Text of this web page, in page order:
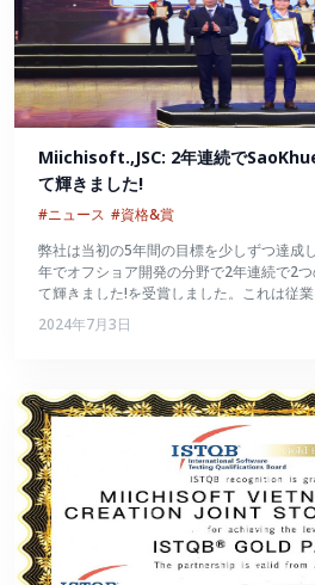
Miichisoft.,JSC: 2年連続で
て輝きました!
#ニュース #資格&賞
弊社は当初の5年間の目標を少しずつ達成
年でオフショア開発の分野で2年連続で2
て輝きました!を受賞しました。これは従
新を続け、数々の試練を切り抜けて大きく
しょう。
2024年7月3日